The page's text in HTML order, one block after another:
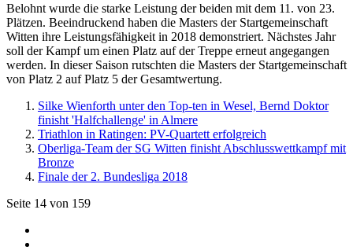
Belohnt wurde die starke Leistung der beiden mit dem 11. von 23.
Plätzen. Beeindruckend haben die Masters der Startgemeinschaft
Witten ihre Leistungsfähigkeit in 2018 demonstriert. Nächstes Jahr
soll der Kampf um einen Platz auf der Treppe erneut angegangen
werden. In dieser Saison rutschten die Masters der Startgemeinschaft
von Platz 2 auf Platz 5 der Gesamtwertung.
Silke Wienforth unter den Top-ten in Wesel, Bernd Doktor
finisht 'Halfchallenge' in Almere
Triathlon in Ratingen: PV-Quartett erfolgreich
Oberliga-Team der SG Witten finisht Abschlusswettkampf mit
Bronze
Finale der 2. Bundesliga 2018
Seite 14 von 159